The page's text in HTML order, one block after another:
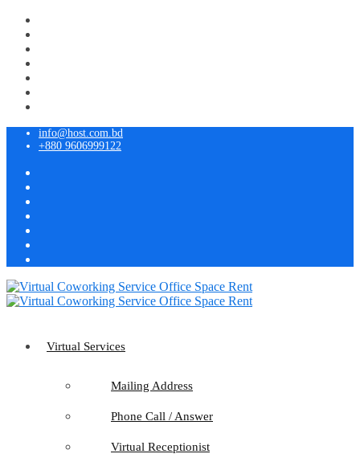
info@host.com.bd
+880 9606999122
Virtual Services
Mailing Address
Phone Call / Answer
Virtual Receptionist